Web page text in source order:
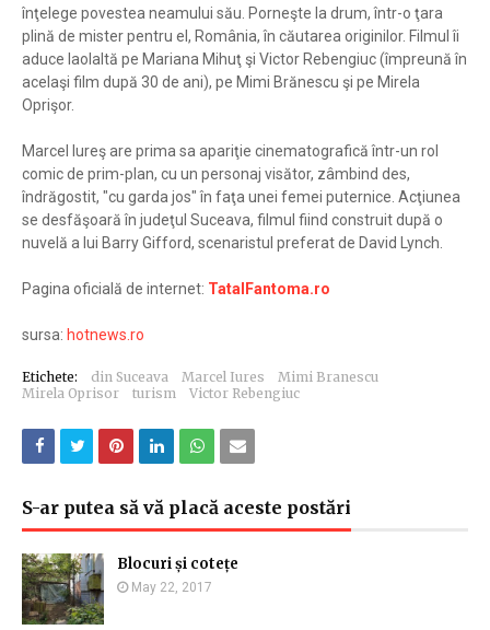
înţelege povestea neamului său. Porneşte la drum, într-o ţara
plină de mister pentru el, România, în căutarea originilor. Filmul îi
aduce laolaltă pe Mariana Mihuţ şi Victor Rebengiuc (împreună în
acelaşi film după 30 de ani), pe Mimi Brănescu şi pe Mirela
Oprişor.
Marcel Iureş are prima sa apariţie cinematografică într-un rol
comic de prim-plan, cu un personaj visător, zâmbind des,
îndrăgostit, "cu garda jos" în faţa unei femei puternice. Acţiunea
se desfăşoară în judeţul Suceava, filmul fiind construit după o
nuvelă a lui Barry Gifford, scenaristul preferat de David Lynch.
Pagina oficială de internet: TatalFantoma.ro
sursa: hotnews.ro
Etichete: din Suceava Marcel Iures
Mimi Branescu
Mirela Oprisor
turism Victor Rebengiuc
S-ar putea să vă placă aceste postări
Blocuri și cotețe
May 22, 2017